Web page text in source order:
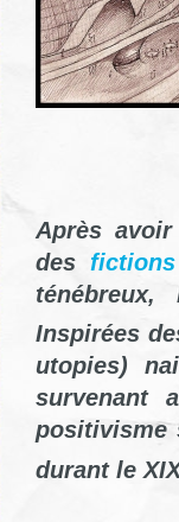
Après
des
Inspirées
utopies)
survenant
positivisme
durant le